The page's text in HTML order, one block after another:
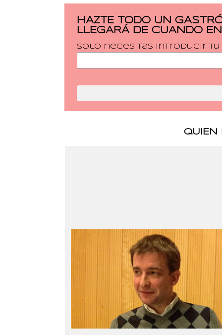
HAZTE TODO UN
LLEGARÁ DE CUANDO
Solo necesitas introducir
QUIEN